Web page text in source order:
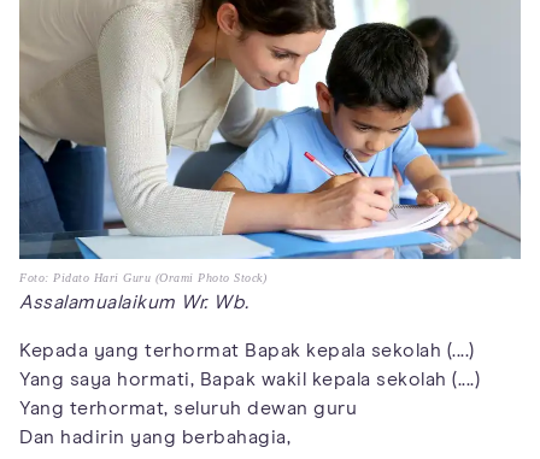
Foto: Pidato Hari Guru (Orami Photo Stock)
Assalamualaikum Wr. Wb.
Kepada yang terhormat Bapak kepala sekolah (....)
Yang saya hormati, Bapak wakil kepala sekolah (....)
Yang terhormat, seluruh dewan guru
Dan hadirin yang berbahagia,